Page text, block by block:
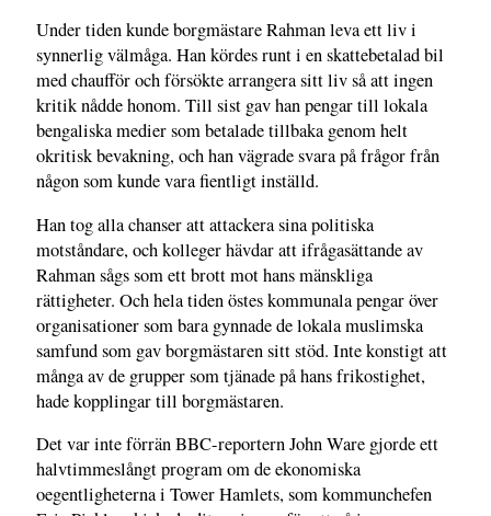
Under tiden kunde borgmästare Rahman leva ett liv i
synnerlig välmåga. Han kördes runt i en skattebetalad bil
med chaufför och försökte arrangera sitt liv så att ingen
kritik nådde honom. Till sist gav han pengar till lokala
bengaliska medier som betalade tillbaka genom helt
okritisk bevakning, och han vägrade svara på frågor från
någon som kunde vara fientligt inställd.
Han tog alla chanser att attackera sina politiska
motståndare, och kolleger hävdar att ifrågasättande av
Rahman sågs som ett brott mot hans mänskliga
rättigheter. Och hela tiden östes kommunala pengar över
organisationer som bara gynnade de lokala muslimska
samfund som gav borgmästaren sitt stöd. Inte konstigt att
många av de grupper som tjänade på hans frikostighet,
hade kopplingar till borgmästaren.
Det var inte förrän BBC-reportern John Ware gjorde ett
halvtimmeslångt program om de ekonomiska
oegentligheterna i Tower Hamlets, som kommunchefen